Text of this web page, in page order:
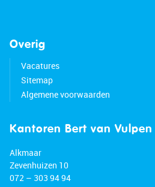
Overig
Vacatures
Sitemap
Algemene voorwaarden
Kantoren Bert van Vulpen
Alkmaar
Zevenhuizen 10
072 – 303 94 94